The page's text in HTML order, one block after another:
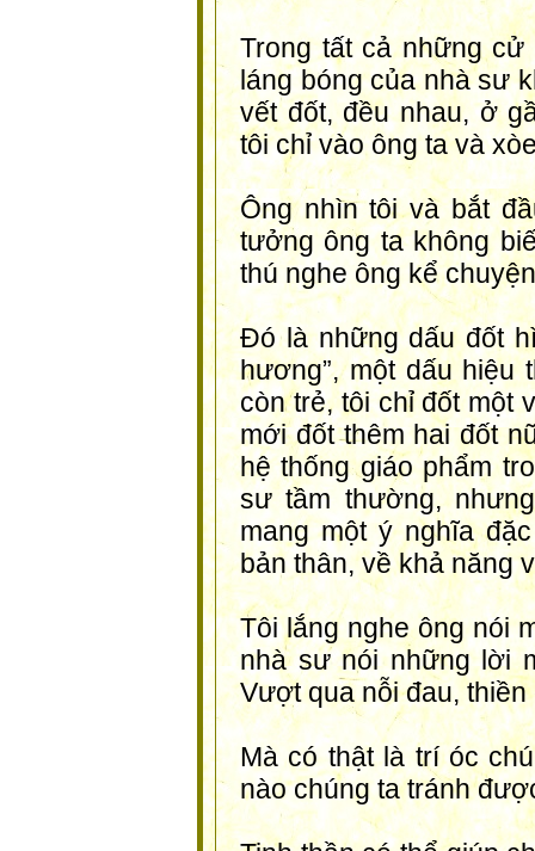
Trong tất cả những
láng bóng của nhà sư
vết đốt, đều nhau, ở
tôi chỉ vào ông ta và
Ông nhìn tôi và bắt
tưởng ông ta không
thú nghe ông kể
Đó là những dấu đốt
hương”, một dấu hiệu
còn trẻ, tôi chỉ đốt một
mới đốt thêm hai đốt
hệ thống giáo phẩm
sư tầm thường,
mang một ý nghĩa
bản thân, về khả năng
Tôi lắng nghe ông nói
nhà sư nói những lời
Vượt qua nỗi đau, thiền
Mà có thật là trí óc
nào chúng ta tránh